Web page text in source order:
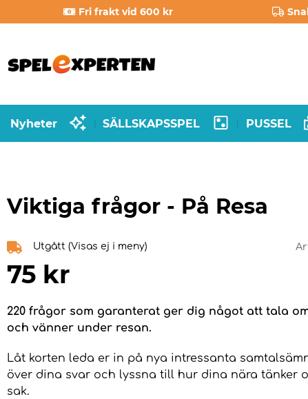
Fri frakt vid 600 kr
Nyheter SÄLLSKAPSSPEL PUSSEL
Viktiga frågor - På Resa
Utgått (Visas ej i meny)
75 kr
220 frågor som garanterat ger dig något att tala
och vänner under resan.
Låt korten leda er in på nya intressanta
över dina svar och lyssna till hur dina nära tänker
sak.